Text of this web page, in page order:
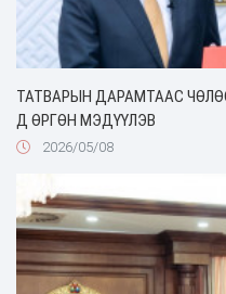
ТАТВАРЫН ДАРАМТААС
Д ӨРГӨН МЭДҮҮЛЭВ
2026/05/08